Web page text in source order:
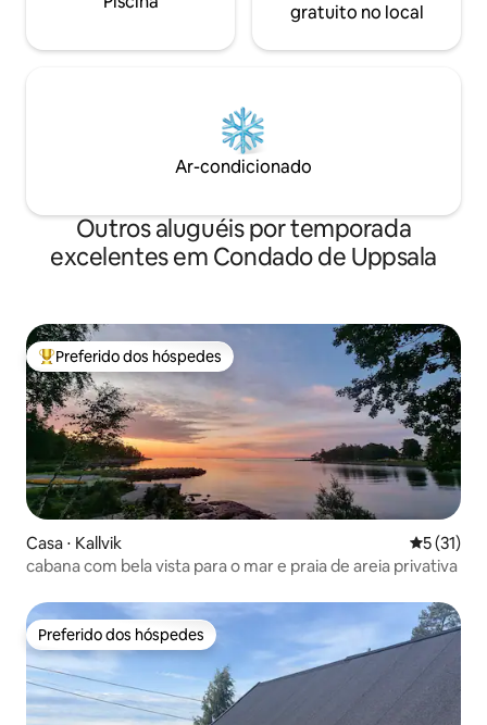
gratuito no local
Ar-condicionado
Outros aluguéis por temporada
excelentes em Condado de Uppsala
Entre os melhores preferidos dos hóspedes
Preferido dos hóspedes
Casa ⋅ Kallvik 5 de uma
5 (31)
cabana com bela vista para o mar e praia de areia privativa
Preferido dos hóspedes
Preferido dos hóspedes